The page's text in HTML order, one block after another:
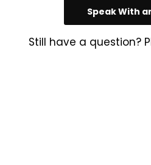
Speak With
Still have a question?